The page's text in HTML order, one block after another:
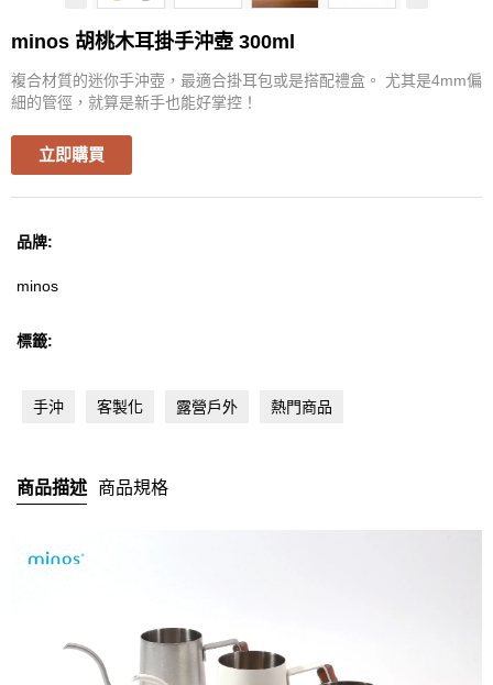
Watchget
TAKAHIRO
Rivers
MANDRITECH
Robot coupe
其他品牌
minos 胡桃木耳掛手沖壺 300ml
複合材質的迷你手沖壺，最適合掛耳包或是搭配禮盒。 尤其是4mm偏
細的管徑，就算是新手也能好掌控！
立即購買
品牌:
minos
標籤:
手沖 客製化 露營戶外 熱門商品
商品描述 商品規格